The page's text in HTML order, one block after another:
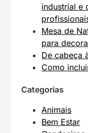
industrial e
Mesa de
para
De cabeça
Como
Categorias
Animais
Bem Estar